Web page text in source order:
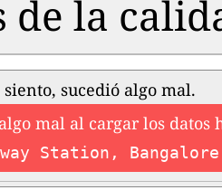
de la
siento, sucedió algo mal.
mal al cargar los datos
Station, Bangalore